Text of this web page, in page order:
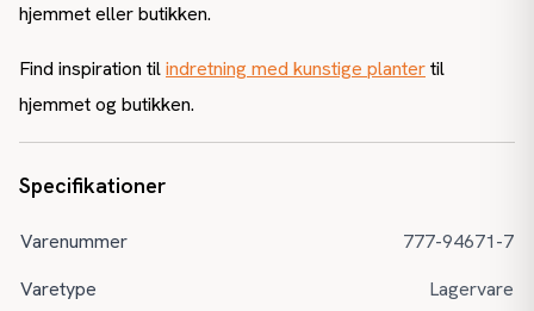
hjemmet eller butikken.
Find inspiration tilindretning med kunstige plantertil
hjemmet og butikken.
Specifikationer
Varenummer
777-94671-7
Varetype
Lagervare